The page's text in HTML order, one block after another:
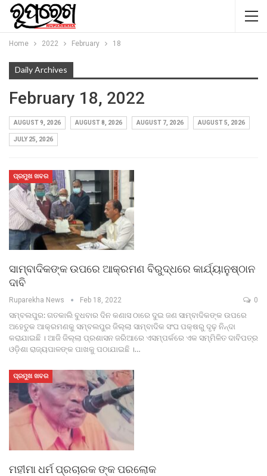
Home 2022 February 18
Daily Archives
February 18, 2022
AUGUST 9, 2026 AUGUST 8, 2026 AUGUST 7, 2026 AUGUST 5, 2026
JULY 25, 2026
ପ୍ରମୁଖ ଖବର
ସାମ୍ବାଦିକଙ୍କ ଉପରେ ଆକ୍ରମଣ ବିରୁଦ୍ଧରେ କାର୍ଯ୍ୟାନୁଷ୍ଠାନ
ଦାବି
Ruparekha News Feb 18, 2022 0
ସମ୍ବଲପୁର: ଗତକାଲି ବୁଧବାର ଦିନ କଣାସ ଠାରେ ଦୁଇ ଜଣ ସାମ୍ବାଦିକଙ୍କ ଉପରେ
ଅହେତୁକ ଆକ୍ରମଣକୁ ସମ୍ବଲପୁର ଜିଲ୍ଲା ସାମ୍ବାଦିକ ସଂଘ ପକ୍ଷରୁ ଦୃଢ଼ ନିନ୍ଦା
କରାଯାଇଛି । ଆଜି ଜିଲ୍ଲା ପ୍ରଶାସନ ଜରିଆରେ ଏସମ୍ପର୍କରେ ଏକ ସମ୍ମିଳିତ ଦାବିପତ୍ର
ଓଡ଼ିଶା ରାଜ୍ୟପାଳଙ୍କ ପାଖକୁ ପଠାଯାଇଛି ।…
ପ୍ରମୁଖ ଖବର
ମହୀମା ଧର୍ମ ପ୍ରଚାରକ ଙ୍କ ପରଲୋକ